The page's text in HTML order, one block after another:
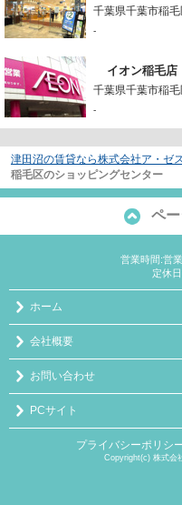
千葉県千葉市稲
-
イオン稲毛店
千葉県千葉市稲
-
津田沼の賃貸なら株式会社ア・ゼ
稲毛区のショッピングセンター
ペ
営業時間:営
定休
ホーム
会社概要
お問い合わせ
PCサイト
プライバシーポリシ
Copyright(c) 株式会